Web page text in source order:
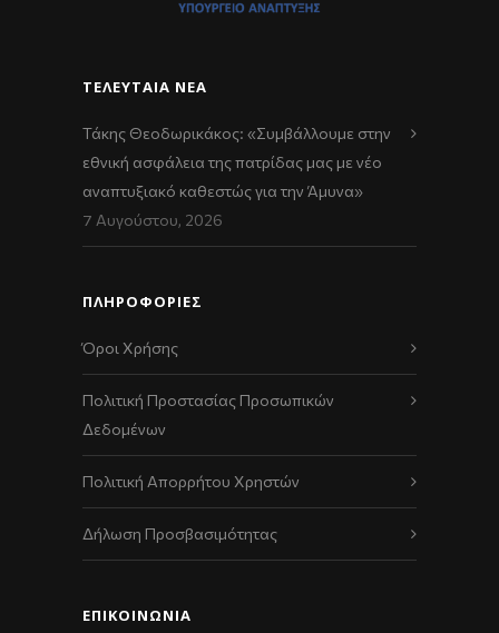
ΤΕΛΕΥΤΑΊΑ ΝΈΑ
Τάκης Θεοδωρικάκος: «Συμβάλλουμε στην
εθνική ασφάλεια της πατρίδας μας με νέο
αναπτυξιακό καθεστώς για την Άμυνα»
7 Αυγούστου, 2026
ΠΛΗΡΟΦΟΡΙΕΣ
Όροι Χρήσης
Πολιτική Προστασίας Προσωπικών
Δεδομένων
Πολιτική Απορρήτου Χρηστών
Δήλωση Προσβασιμότητας
ΕΠΙΚΟΙΝΩΝΊΑ